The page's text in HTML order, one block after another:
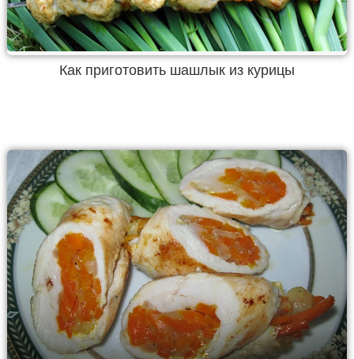
Как приготовить шашлык из курицы